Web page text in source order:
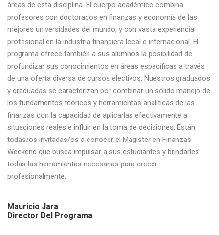
áreas de esta disciplina. El cuerpo académico combina
profesores con doctorados en finanzas y economía de las
mejores universidades del mundo, y con vasta experiencia
profesional en la industria financiera local e internacional. El
programa ofrece también a sus alumnos la posibilidad de
profundizar sus conocimientos en áreas específicas a través
de una oferta diversa de cursos electivos. Nuestros graduados
y graduadas se caracterizan por combinar un sólido manejo de
los fundamentos teóricos y herramientas analíticas de las
finanzas con la capacidad de aplicarlas efectivamente a
situaciones reales e influir en la toma de decisiones. Están
todas/os invitadas/os a conocer el Magíster en Finanzas
Weekend que busca impulsar a sus estudiantes y brindarles
todas las herramientas necesarias para crecer
profesionalmente.
Mauricio Jara
Director Del Programa